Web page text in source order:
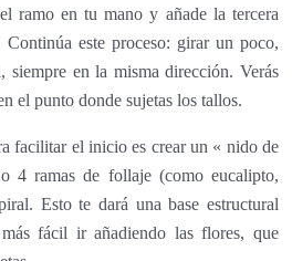
ramo en tu mano y añade la tercera
este proceso: girar un poco,
siempre en la misma dirección. Verás
el punto donde sujetas los tallos.
facilitar el inicio es crear un « nido de
4 ramas de follaje (como eucalipto,
Esto te dará una base estructural
fácil ir añadiendo las flores, que